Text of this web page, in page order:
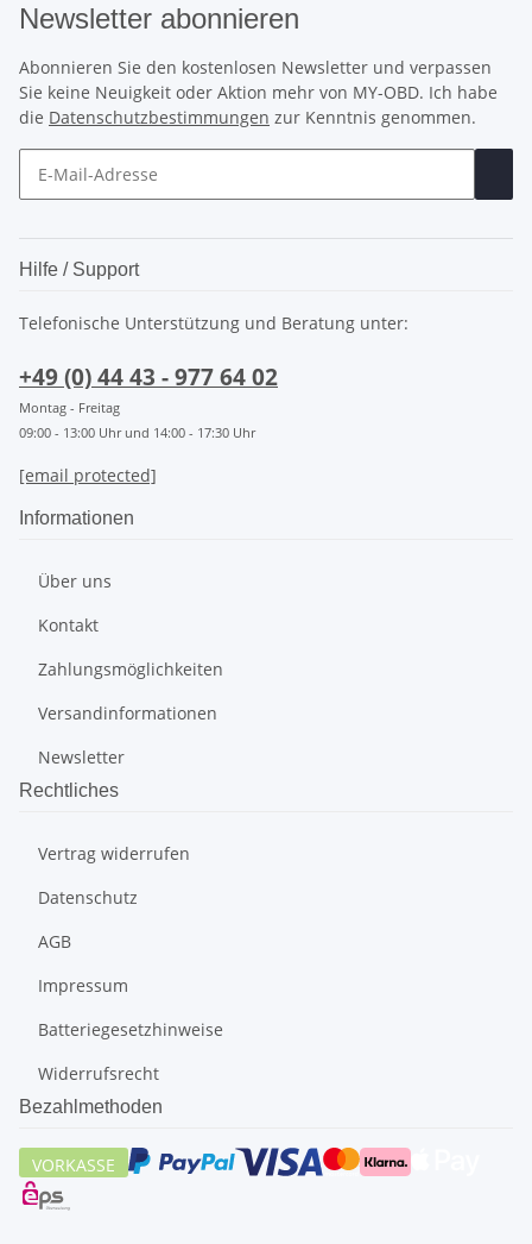
Newsletter abonnieren
Abonnieren Sie den kostenlosen Newsletter und verpassen
Sie keine Neuigkeit oder Aktion mehr von MY-OBD. Ich habe
die Datenschutzbestimmungen zur Kenntnis genommen.
Hilfe / Support
Telefonische Unterstützung und Beratung unter:
+49 (0) 44 43 - 977 64 02
Montag - Freitag
09:00 - 13:00 Uhr und 14:00 - 17:30 Uhr
[email protected]
Informationen
Über uns
Kontakt
Zahlungsmöglichkeiten
Versandinformationen
Newsletter
Rechtliches
Vertrag widerrufen
Datenschutz
AGB
Impressum
Batteriegesetzhinweise
Widerrufsrecht
Bezahlmethoden
VORKASSE